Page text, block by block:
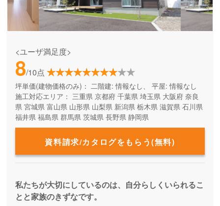
<ユーザ満足度>
8/10点
坪単価(建物価格のみ)： 二階建: 情報なし、 平屋: 情報なし
施工対応エリア： 三重県 京都府 千葉県 埼玉県 大阪府 奈良
県 宮城県 富山県 山形県 山梨県 新潟県 栃木県 滋賀県 石川県
福井県 福島県 群馬県 茨城県 長野県 静岡県
資料請求/カタログをもらう(無料)
私たちが大切にしているのは、自分らしくいられるこ
とと家族のきずなです。